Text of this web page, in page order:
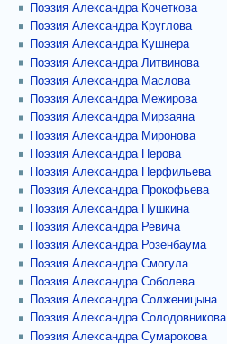
Поэзия Александра Кочеткова
Поэзия Александра Круглова
Поэзия Александра Кушнера
Поэзия Александра Литвинова
Поэзия Александра Маслова
Поэзия Александра Межирова
Поэзия Александра Мирзаяна
Поэзия Александра Миронова
Поэзия Александра Перова
Поэзия Александра Перфильева
Поэзия Александра Прокофьева
Поэзия Александра Пушкина
Поэзия Александра Ревича
Поэзия Александра Розенбаума
Поэзия Александра Смогула
Поэзия Александра Соболева
Поэзия Александра Солженицына
Поэзия Александра Солодовникова
Поэзия Александра Сумарокова